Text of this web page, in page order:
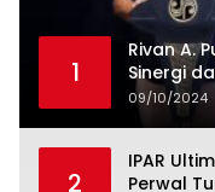
1
Rivan A.
Sinergi
Serikat
09/10/2024
2
IPAR
Perwal